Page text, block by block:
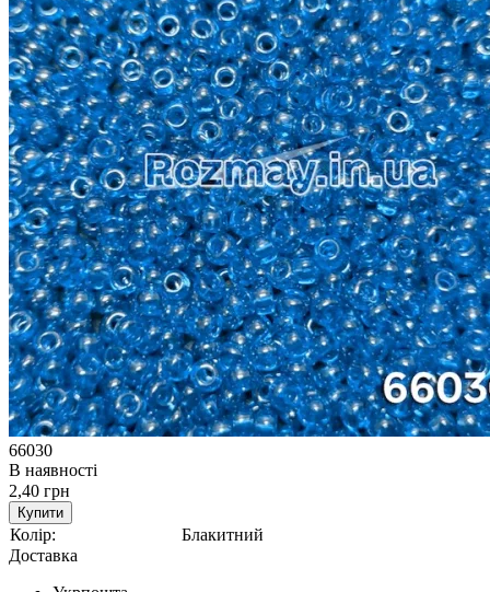
66030
В наявності
2,40 грн
Купити
Колір:
Блакитний
Доставка